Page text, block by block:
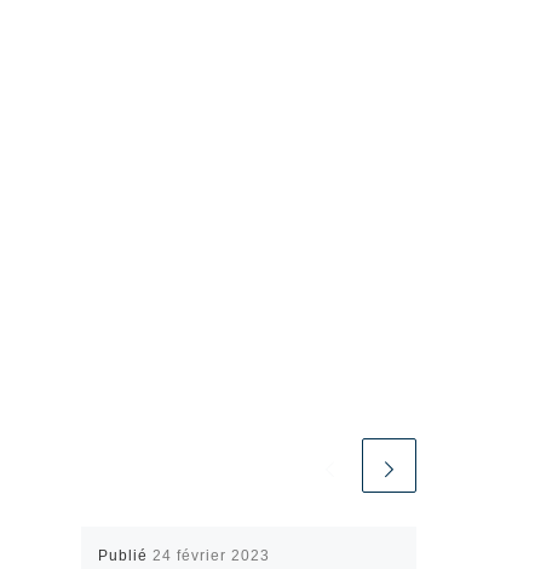
Publié 24 février 2023